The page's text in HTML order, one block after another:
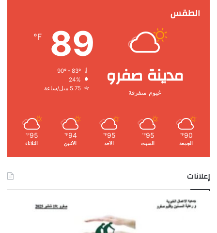
الطقس
مدينة صفرو
غيوم متفرقة
89
℉
24%
5.75 ميل/ساعة
90
℉
الجمعة
95
℉
السبت
95
℉
الأحد
94
℉
الأثنين
95
℉
الثلاثاء
إعلانات